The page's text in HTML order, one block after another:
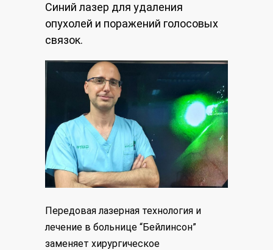
Синий лазер для удаления
опухолей и поражений голосовых
связок.
Передовая лазерная технология и
лечение в больнице “Бейлинсон”
заменяет хирургическое